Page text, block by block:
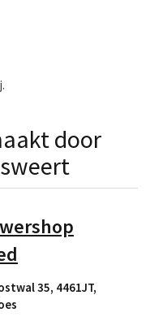
door
35, 4461JT,